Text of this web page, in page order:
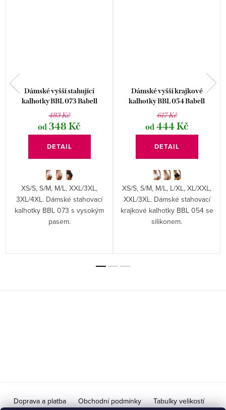
Dámské vyšší stahující
kalhotky BBL 073 Babell
483 Kč
od 348 Kč
DETAIL
XS/S, S/M, M/L, XXL/3XL,
3XL/4XL. Dámské stahovací
kalhotky BBL 073 s vysokým
pasem.
Dámské vyšší krajkové
kalhotky BBL 054 Babell
617 Kč
od 444 Kč
DETAIL
XS/S, S/M, M/L, L/XL, XL/XXL,
XXL/3XL. Dámské stahovací
krajkové kalhotky BBL 054 se
silikonem.
Doprava a platba Obchodní podmínky Tabulky velikostí